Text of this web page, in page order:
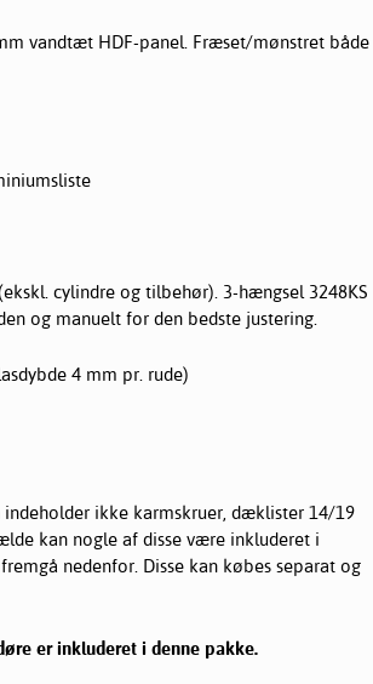
vandtæt HDF-panel. Fræset/mønstret både
cylindre og tilbehør). 3-hængsel 3248KS
og manuelt for den bedste justering.
4 mm pr. rude)
indeholder ikke karmskruer, dæklister 14/19
kan nogle af disse være inkluderet i
nedenfor. Disse kan købes separat og
er inkluderet i denne pakke.